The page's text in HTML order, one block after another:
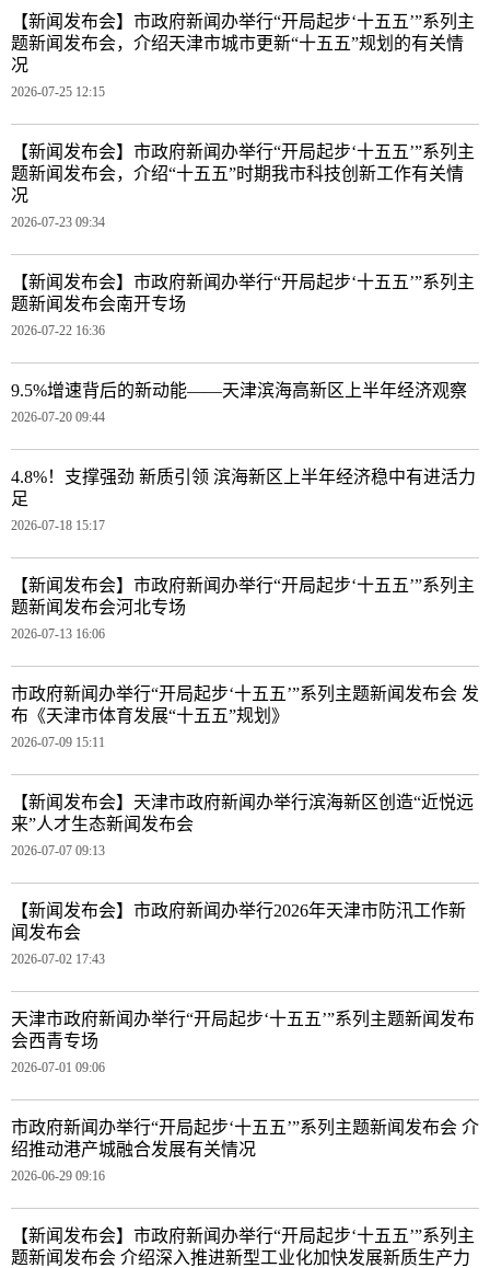
【新闻发布会】市政府新闻办举行“开局起步‘十五五’”系列主
题新闻发布会，介绍天津市城市更新“十五五”规划的有关情
况
2026-07-25 12:15
【新闻发布会】市政府新闻办举行“开局起步‘十五五’”系列主
题新闻发布会，介绍“十五五”时期我市科技创新工作有关情
况
2026-07-23 09:34
【新闻发布会】市政府新闻办举行“开局起步‘十五五’”系列主
题新闻发布会南开专场
2026-07-22 16:36
9.5%增速背后的新动能——天津滨海高新区上半年经济观察
2026-07-20 09:44
4.8%！支撑强劲 新质引领 滨海新区上半年经济稳中有进活力
足
2026-07-18 15:17
【新闻发布会】市政府新闻办举行“开局起步‘十五五’”系列主
题新闻发布会河北专场
2026-07-13 16:06
市政府新闻办举行“开局起步‘十五五’”系列主题新闻发布会 发
布《天津市体育发展“十五五”规划》
2026-07-09 15:11
【新闻发布会】天津市政府新闻办举行滨海新区创造“近悦远
来”人才生态新闻发布会
2026-07-07 09:13
【新闻发布会】市政府新闻办举行2026年天津市防汛工作新
闻发布会
2026-07-02 17:43
天津市政府新闻办举行“开局起步‘十五五’”系列主题新闻发布
会西青专场
2026-07-01 09:06
市政府新闻办举行“开局起步‘十五五’”系列主题新闻发布会 介
绍推动港产城融合发展有关情况
2026-06-29 09:16
【新闻发布会】市政府新闻办举行“开局起步‘十五五’”系列主
题新闻发布会 介绍深入推进新型工业化加快发展新质生产力